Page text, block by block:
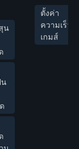
น
น
ตั้งค่า
ความเร็ว
เกมส์